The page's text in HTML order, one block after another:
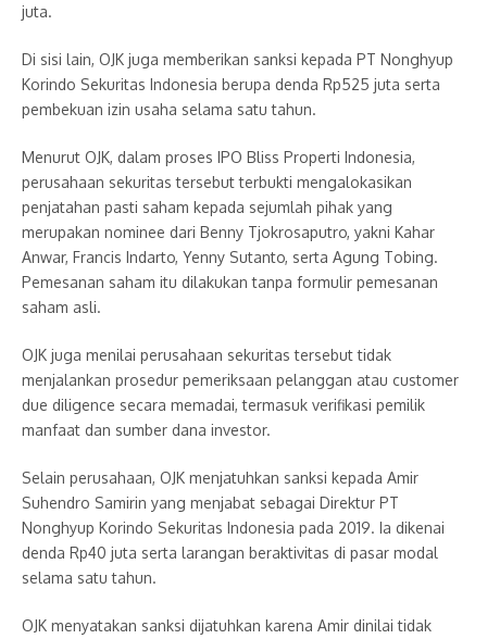
juta.
Di sisi lain, OJK juga memberikan sanksi kepada PT Nonghyup
Korindo Sekuritas Indonesia berupa denda Rp525 juta serta
pembekuan izin usaha selama satu tahun.
Menurut OJK, dalam proses IPO Bliss Properti Indonesia,
perusahaan sekuritas tersebut terbukti mengalokasikan
penjatahan pasti saham kepada sejumlah pihak yang
merupakan nominee dari Benny Tjokrosaputro, yakni Kahar
Anwar, Francis Indarto, Yenny Sutanto, serta Agung Tobing.
Pemesanan saham itu dilakukan tanpa formulir pemesanan
saham asli.
OJK juga menilai perusahaan sekuritas tersebut tidak
menjalankan prosedur pemeriksaan pelanggan atau customer
due diligence secara memadai, termasuk verifikasi pemilik
manfaat dan sumber dana investor.
Selain perusahaan, OJK menjatuhkan sanksi kepada Amir
Suhendro Samirin yang menjabat sebagai Direktur PT
Nonghyup Korindo Sekuritas Indonesia pada 2019. Ia dikenai
denda Rp40 juta serta larangan beraktivitas di pasar modal
selama satu tahun.
OJK menyatakan sanksi dijatuhkan karena Amir dinilai tidak